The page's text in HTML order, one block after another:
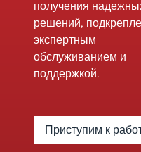
получения
решений,
экспертным
обслуживанием и
поддержкой.
Приступим к